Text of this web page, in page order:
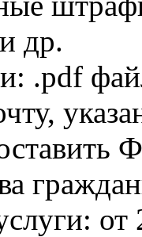
др.
.pdf
от